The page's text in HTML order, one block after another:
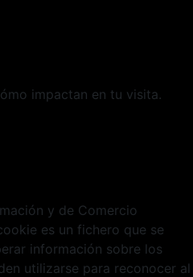
impactan en tu visita.
y de Comercio
es un fichero que se
información sobre los
utilizarse para reconocer al